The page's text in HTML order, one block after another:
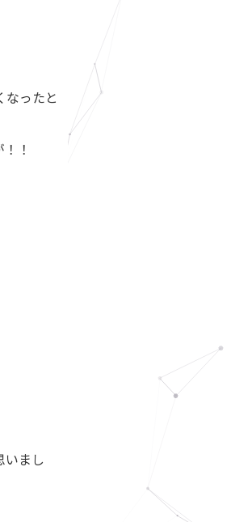
なったと
！
いまし